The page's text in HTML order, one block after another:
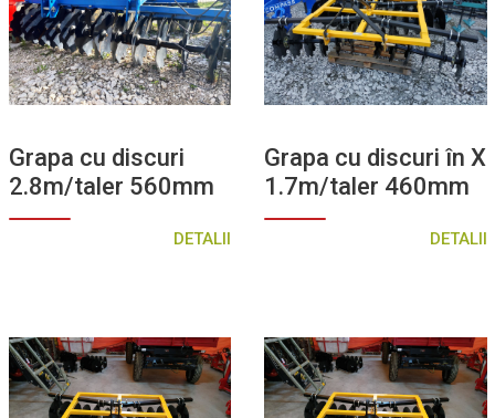
Grapa cu discuri
2.8m/taler 560mm
DETALII
Grapa cu discuri în X
1.7m/taler 460mm
DETALII